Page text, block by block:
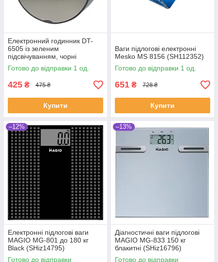
Електронний годинник DT-
6505 із зеленим
підсвічуванням, чорні
(SH014959)
Готово до відправки 1 од.
425 ₴ 475 ₴
Купити
Ваги підлогові електронні
Mesko MS 8156 (SH112352)
Готово до відправки 1 од.
651 ₴ 728 ₴
Купити
–12%
Електронні підлогові ваги
MAGIO MG-801 до 180 кг
Black (SHiz14795)
Готово до відправки
–13%
Діагностичні ваги підлогові
MAGIO MG-833 150 кг
блакитні (SHiz16796)
Готово до відправки